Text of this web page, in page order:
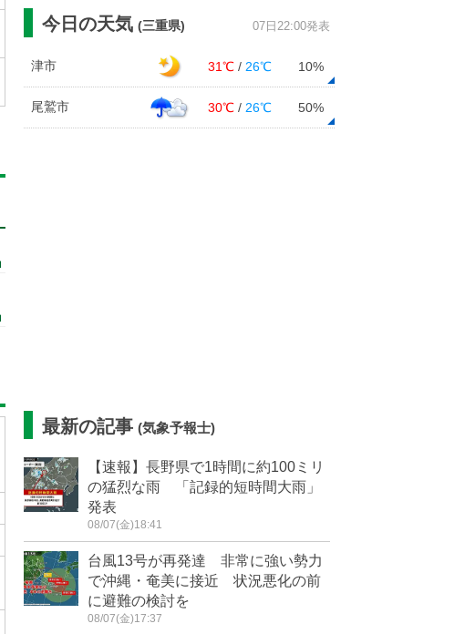
今日の天気 (三重県) 07日22:00発表
津市 31℃ / 26℃ 10%
尾鷲市 30℃ / 26℃ 50%
最新の記事 (気象予報士)
【速報】長野県で1時間に約100ミリ
の猛烈な雨 「記録的短時間大雨」
発表
08/07(金)18:41
台風13号が再発達 非常に強い勢力
で沖縄・奄美に接近 状況悪化の前
に避難の検討を
08/07(金)17:37